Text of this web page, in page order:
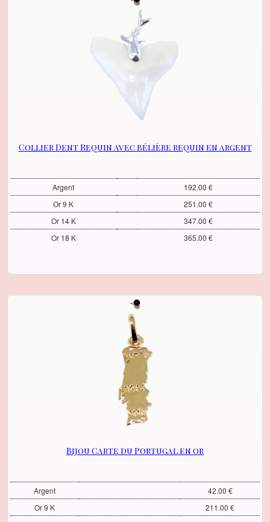
Collier Dent Requin avec bélière requin en argent
Argent
192.00 €
Or 9 K
251.00 €
Or 14 K
347.00 €
Or 18 K
365.00 €
Bijou Carte du Portugal en or
Argent
42.00 €
Or 9 K
211.00 €